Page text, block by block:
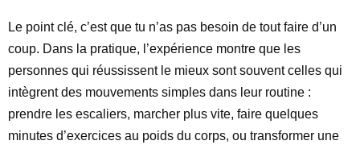
Le point clé, c’est que tu n’as pas besoin de tout faire d’un
coup. Dans la pratique, l’expérience montre que les
personnes qui réussissent le mieux sont souvent celles qui
intègrent des mouvements simples dans leur routine :
prendre les escaliers, marcher plus vite, faire quelques
minutes d’exercices au poids du corps, ou transformer une